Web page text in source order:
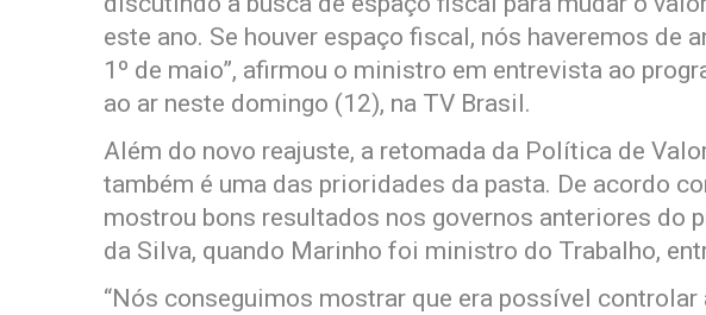
este ano. Se houver espaço fiscal, nós haveremos de
1º de maio”, afirmou o ministro em entrevista ao
ao ar neste domingo (12), na TV Brasil.
Além do novo reajuste, a retomada da Política de
também é uma das prioridades da pasta. De acordo
mostrou bons resultados nos governos anteriores do
da Silva, quando Marinho foi ministro do Trabalho,
“Nós conseguimos mostrar que era possível controlar